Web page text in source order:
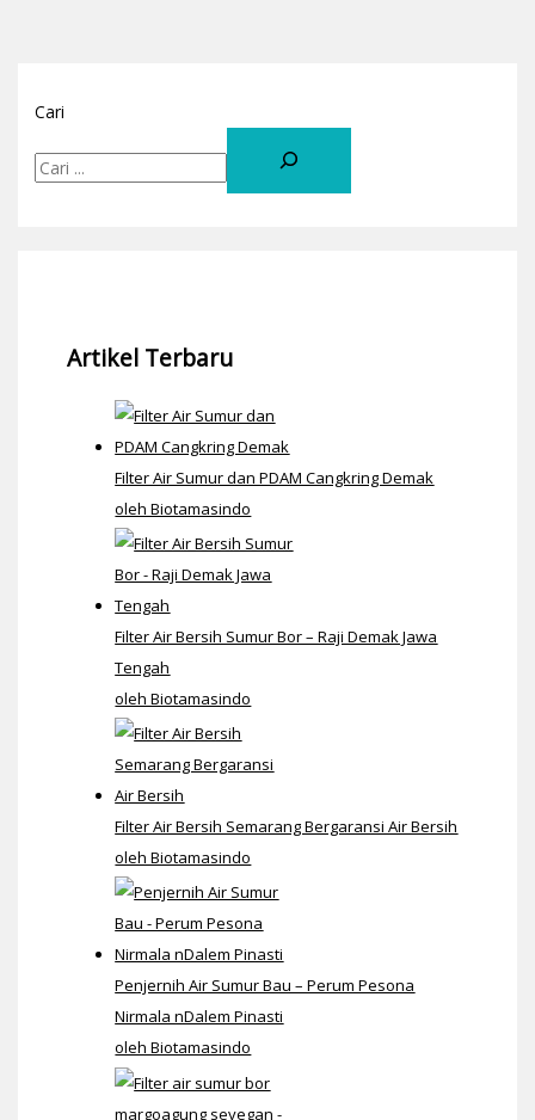
Cari
Artikel Terbaru
Filter Air Sumur dan PDAM Cangkring Demak
oleh Biotamasindo
Filter Air Bersih Sumur Bor – Raji Demak Jawa
Tengah
oleh Biotamasindo
Filter Air Bersih Semarang Bergaransi Air Bersih
oleh Biotamasindo
Penjernih Air Sumur Bau – Perum Pesona
Nirmala nDalem Pinasti
oleh Biotamasindo